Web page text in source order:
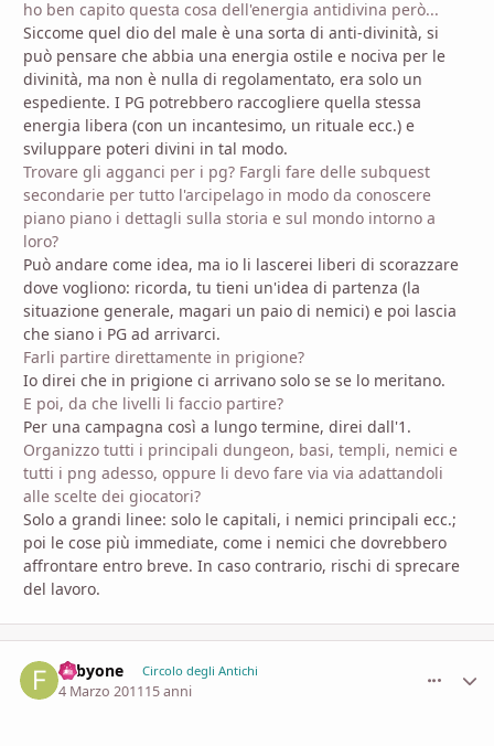
ho ben capito questa cosa dell'energia antidivina però...
Siccome quel dio del male è una sorta di anti-divinità, si
può pensare che abbia una energia ostile e nociva per le
divinità, ma non è nulla di regolamentato, era solo un
espediente. I PG potrebbero raccogliere quella stessa
energia libera (con un incantesimo, un rituale ecc.) e
sviluppare poteri divini in tal modo.
Trovare gli agganci per i pg? Fargli fare delle subquest
secondarie per tutto l'arcipelago in modo da conoscere
piano piano i dettagli sulla storia e sul mondo intorno a
loro?
Può andare come idea, ma io li lascerei liberi di scorazzare
dove vogliono: ricorda, tu tieni un'idea di partenza (la
situazione generale, magari un paio di nemici) e poi lascia
che siano i PG ad arrivarci.
Farli partire direttamente in prigione?
Io direi che in prigione ci arrivano solo se se lo meritano.
E poi, da che livelli li faccio partire?
Per una campagna così a lungo termine, direi dall'1.
Organizzo tutti i principali dungeon, basi, templi, nemici e
tutti i png adesso, oppure li devo fare via via adattandoli
alle scelte dei giocatori?
Solo a grandi linee: solo le capitali, i nemici principali ecc.;
poi le cose più immediate, come i nemici che dovrebbero
affrontare entro breve. In caso contrario, rischi di sprecare
del lavoro.
Fabyone Circolo degli Antichi
4 Marzo 201115 anni